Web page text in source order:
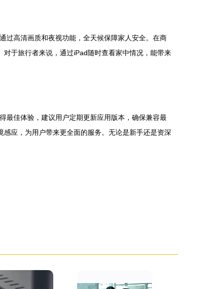
过高清画质和夜视功能，全天候保障家人安全。在商
于旅行者来说，通过iPad随时查看家中情况，能带来
最佳体验，建议用户定期更新应用版本，确保兼容最
应，为用户带来更全面的服务。无论是新手还是资深